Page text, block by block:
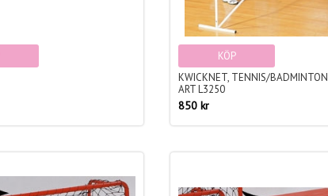
KÖP
KWICKNET, TENNIS/BADMINTON
ART L3250
850 kr